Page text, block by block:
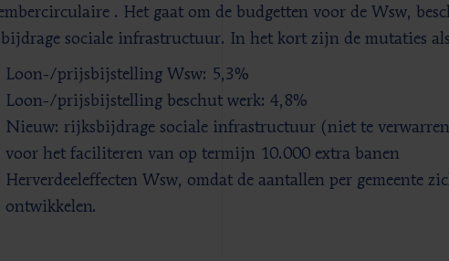
. Het gaat om de budgetten voor de Wsw,
sociale infrastructuur. In het kort zijn de mutaties
Loon-/prijsbijstelling Wsw: 5,3%
Loon-/prijsbijstelling beschut werk: 4,8%
Nieuw: rijksbijdrage sociale infrastructuur (niet te
voor het faciliteren van op termijn 10.000 extra banen
Herverdeeleffecten Wsw, omdat de aantallen per gemeente
ontwikkelen.